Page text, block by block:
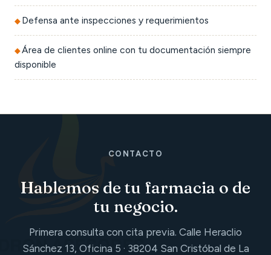
Defensa ante inspecciones y requerimientos
Área de clientes online con tu documentación siempre
disponible
CONTACTO
Hablemos de tu farmacia o de
tu negocio.
Primera consulta con cita previa. Calle Heraclio
Sánchez 13, Oficina 5 · 38204 San Cristóbal de La